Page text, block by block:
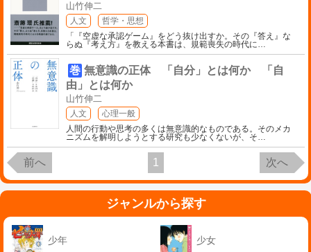
山竹伸二
人文
哲学・思想
「『空虚な承認ゲーム』をどう抜け出すか。その『答え』な
らぬ『考え方』を教える本書は、規範喪失の時代に…
巻 無意識の正体 「自分」とは何か 「自
由」とは何か
山竹伸二
人文
心理一般
人間の行動や思考の多くは無意識的なものである。そのメカ
ニズムを解明しようとする研究も少なくないが、そ…
前へ 1 次へ
ジャンルから探す
少年 少女